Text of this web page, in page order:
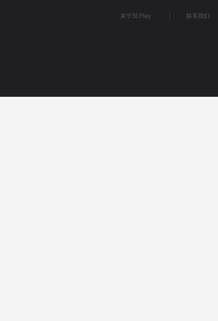
关于5EPlay 联系我们